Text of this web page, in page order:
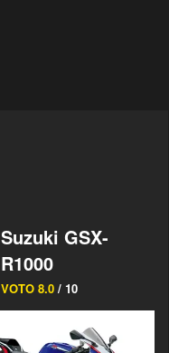
Suzuki GSX-
R1000
VOTO 8.0 / 10